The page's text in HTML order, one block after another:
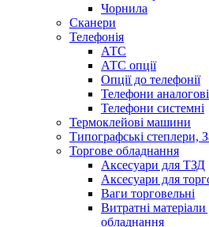
Чорнила
Сканери
Телефонія
АТС
АТС опції
Опції до телефонії
Телефони
Телефони системні
Термоклейові машини
Типографські степлери,
Торгове обладнання
Аксесуари для ТЗД
Аксесуари для
Ваги торговельні
Витратні
обладнання